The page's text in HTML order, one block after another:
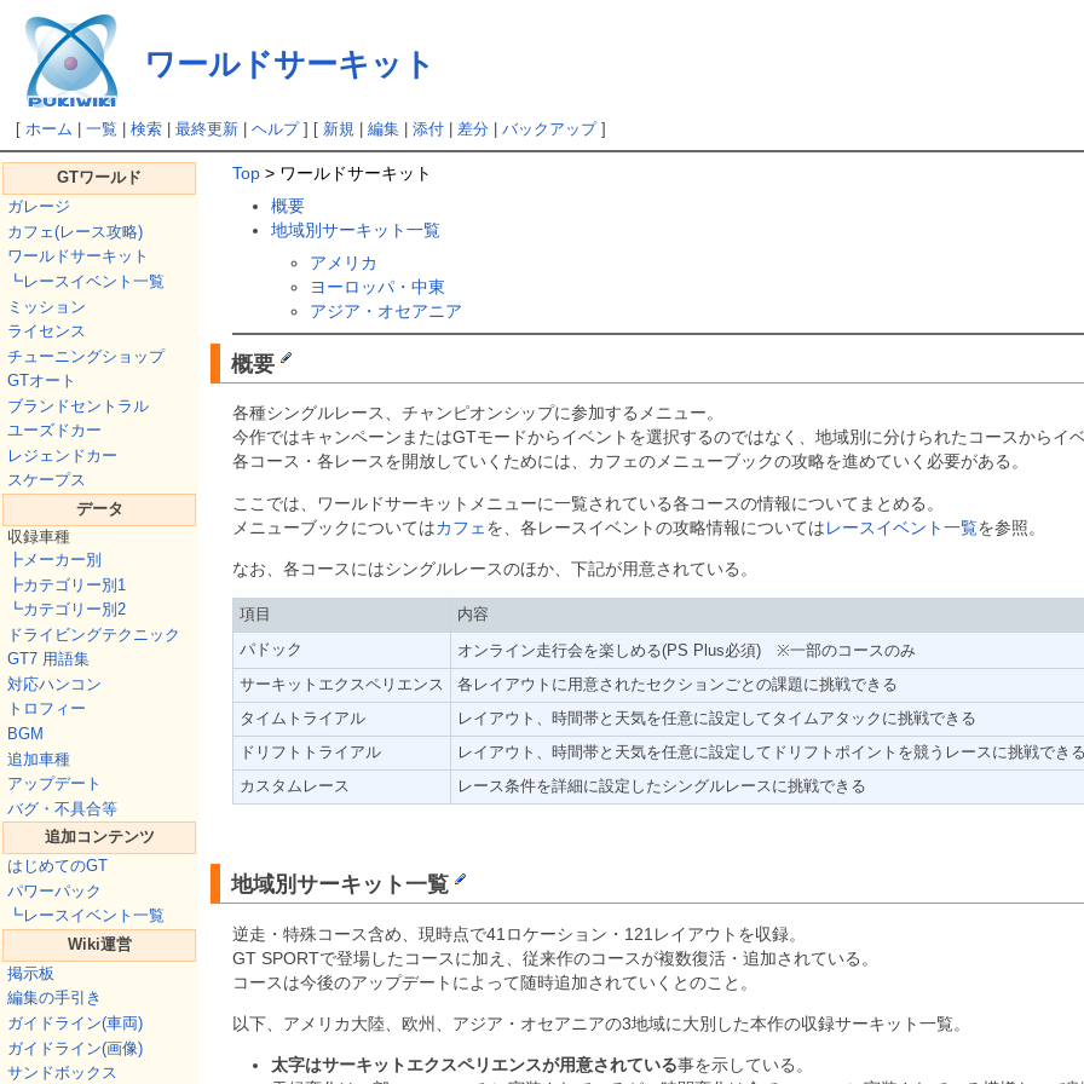
ワールドサーキット
[ホーム |一覧 |検索 |最終更新 |ヘルプ] [ 新規 |編集 |添付 |差分 |バックアップ]
GTワールド
ガレージ
カフェ(レース攻略)
ワールドサーキット
┗レースイベント一覧
ミッション
ライセンス
チューニングショップ
GTオート
ブランドセントラル
ユーズドカー
レジェンドカー
スケープス
データ
収録車種
┣メーカー別
┣カテゴリー別1
┗カテゴリー別2
ドライビングテクニック
GT7 用語集
対応ハンコン
トロフィー
BGM
追加車種
アップデート
バグ・不具合等
追加コンテンツ
はじめてのGT
パワーパック
┗レースイベント一覧
Wiki運営
掲示板
編集の手引き
ガイドライン(車両)
ガイドライン(画像)
サンドボックス
Top > ワールドサーキット
概要
地域別サーキット一覧
アメリカ
ヨーロッパ・中東
アジア・オセアニア
概要
各種シングルレース、チャンピオンシップに参加するメニュー。
今作ではキャンペーンまたはGTモードからイベントを選択するのではなく、地域別に分けられたコースからイ
各コース・各レースを開放していくためには、カフェのメニューブックの攻略を進めていく必要がある。
ここでは、ワールドサーキットメニューに一覧されている各コースの情報についてまとめる。
メニューブックについてはカフェ を、各レースイベントの攻略情報についてはレースイベント一覧を参照。
なお、各コースにはシングルレースのほか、下記が用意されている。
項目
内容
パドック
オンライン走行会を楽しめる(PS Plus必須) ※一部のコースのみ
サーキットエクスペリエンス
各レイアウトに用意されたセクションごとの課題に挑戦できる
タイムトライアル
レイアウト、時間帯と天気を任意に設定してタイムアタックに挑戦できる
ドリフトトライアル
レイアウト、時間帯と天気を任意に設定してドリフトポイントを競うレースに挑戦でき
カスタムレース
レース条件を詳細に設定したシングルレースに挑戦できる
地域別サーキット一覧
逆走・特殊コース含め、現時点で41ロケーション・121レイアウトを収録。
GT SPORTで登場したコースに加え、従来作のコースが複数復活・追加されている。
コースは今後のアップデートによって随時追加されていくとのこと。
以下、アメリカ大陸、欧州、アジア・オセアニアの3地域に大別した本作の収録サーキット一覧。
太字はサーキットエクスペリエンスが用意されている事を示している。